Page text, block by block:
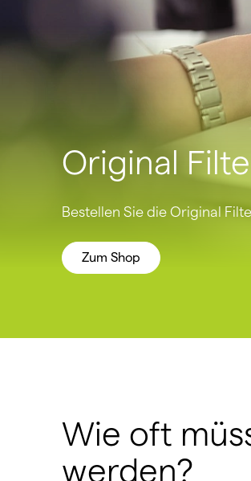
Original
Bestellen Sie die Original
Zum Shop
Wie oft
werden?